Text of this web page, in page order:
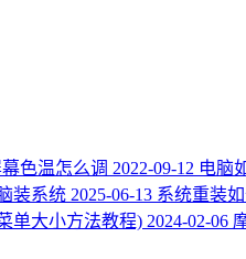
色温怎么调 2022-09-12 电脑
装系统 2025-06-13 系统重装
单大小方法教程) 2024-02-06